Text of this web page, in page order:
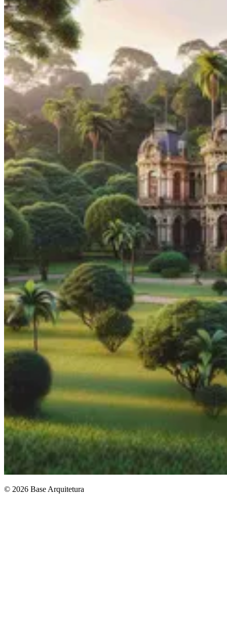
© 2026 Base Arquitetura